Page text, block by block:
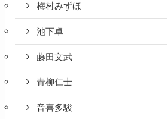
梅村みずほ
池下卓
藤田文武
青柳仁士
音喜多駿